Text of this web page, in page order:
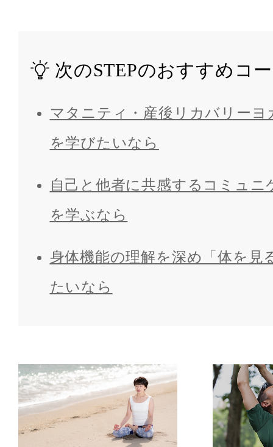
次のSTEPのおすすめコ
マタニティ・産後リカバリーヨ
を学びたいなら
自己と他者に共感するコミュニ
を学ぶなら
身体機能の理解を深め「体を見
たいなら